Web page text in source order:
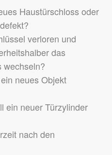
Haustürschloss oder
verloren und
das
wechseln?
neues Objekt
ein neuer Türzylinder
nach den